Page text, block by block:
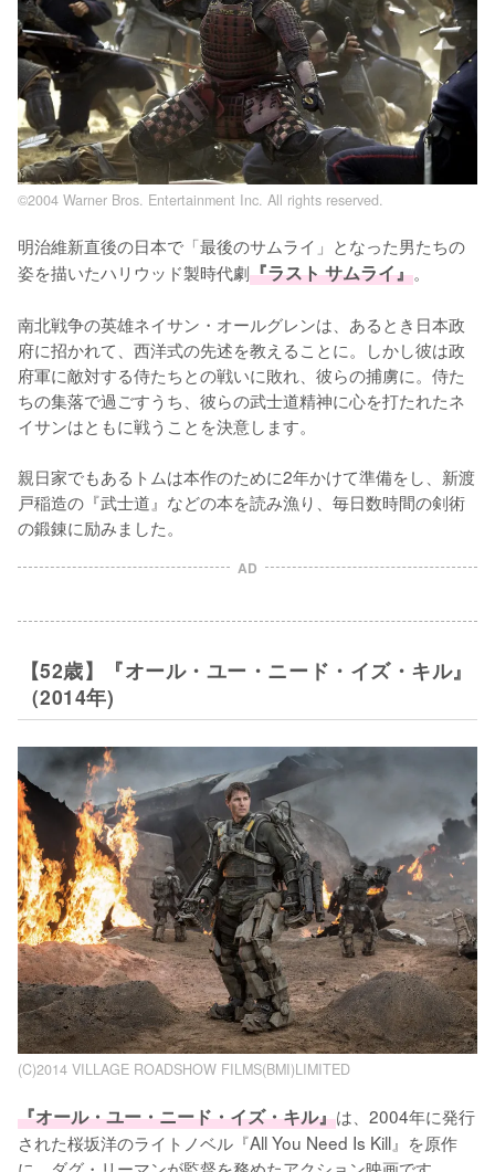
©2004 Warner Bros. Entertainment Inc. All rights reserved.
明治維新直後の日本で「最後のサムライ」となった男たちの
姿を描いたハリウッド製時代劇『ラスト サムライ』。
南北戦争の英雄ネイサン・オールグレンは、あるとき日本政
府に招かれて、西洋式の先述を教えることに。しかし彼は政
府軍に敵対する侍たちとの戦いに敗れ、彼らの捕虜に。侍た
ちの集落で過ごすうち、彼らの武士道精神に心を打たれたネ
イサンはともに戦うことを決意します。
親日家でもあるトムは本作のために2年かけて準備をし、新渡
戸稲造の『武士道』などの本を読み漁り、毎日数時間の剣術
の鍛錬に励みました。
AD
【52歳】『オール・ユー・ニード・イズ・キル』
（2014年)
(C)2014 VILLAGE ROADSHOW FILMS(BMI)LIMITED
『オール・ユー・ニード・イズ・キル』は、2004年に発行
された桜坂洋のライトノベル『All You Need Is Kill』を原作